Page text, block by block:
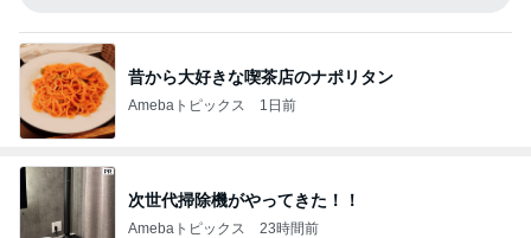
昔から大好きな喫茶店のナポリタン
Amebaトピックス 1日前
次世代掃除機がやってきた！！
Amebaトピックス 23時間前